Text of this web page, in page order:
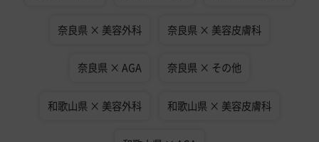
奈良県 × 美容外科 奈良県 × 美容皮膚科
奈良県 × AGA 奈良県 × その他
和歌山県 × 美容外科 和歌山県 × 美容皮膚科